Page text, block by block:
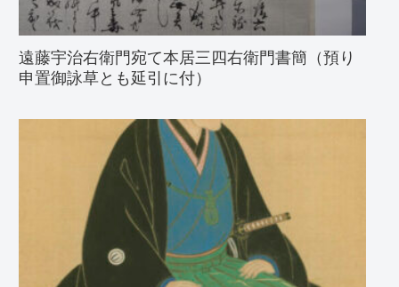
遠藤宇治右衛門宛て本居三四右衛門書簡（預り
申置御詠草とも延引に付）